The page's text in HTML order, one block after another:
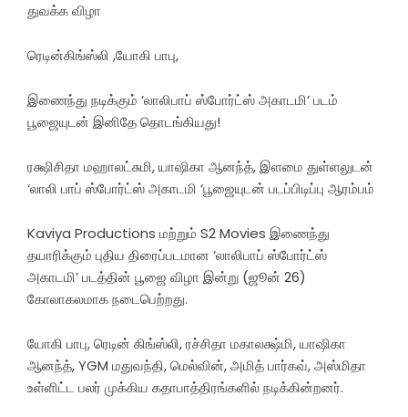
துவக்க விழா
ரெடின்கிங்ஸ்லி ,யோகி பாபு,
இணைந்து நடிக்கும் ‘லாலிபாப் ஸ்போர்ட்ஸ் அகாடமி’ படம்
பூஜையுடன் இனிதே தொடங்கியது!
ரக்ஷிசிதா மஹாலட்சுமி, யாஷிகா ஆனந்த், இளமை துள்ளலுடன்
‘லாலி பாப் ஸ்போர்ட்ஸ் அகாடமி ‘பூஜையுடன் படப்பிடிப்பு ஆரம்பம்
Kaviya Productions மற்றும் S2 Movies இணைந்து
தயாரிக்கும் புதிய திரைப்படமான ‘லாலிபாப் ஸ்போர்ட்ஸ்
அகாடமி’ படத்தின் பூஜை விழா இன்று (ஜூன் 26)
கோலாகலமாக நடைபெற்றது.
யோகி பாபு, ரெடின் கிங்ஸ்லி, ரச்சிதா மகாலக்ஷ்மி, யாஷிகா
ஆனந்த், YGM மதுவந்தி, மெல்வின், அமித் பார்கவ், அஸ்மிதா
உள்ளிட்ட பலர் முக்கிய கதாபாத்திரங்களில் நடிக்கின்றனர்.